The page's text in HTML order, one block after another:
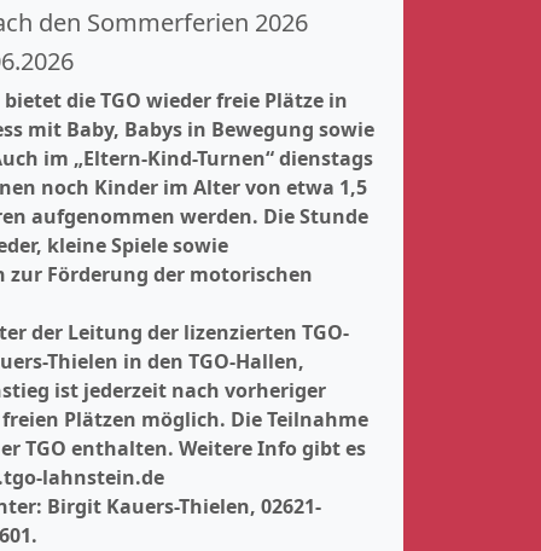
den Sommerferien 2026
die TGO wieder freie Plätze in
mit Baby, Babys in Bewegung sowie
im „Eltern-Kind-Turnen“ dienstags
noch Kinder im Alter von etwa 1,5
aufgenommen werden. Die Stunde
kleine Spiele sowie
zur Förderung der motorischen
der Leitung der lizenzierten TGO-
Thielen in den TGO-Hallen,
ist jederzeit nach vorheriger
Plätzen möglich. Die Teilnahme
TGO enthalten. Weitere Info gibt es
lahnstein.de
Birgit Kauers-Thielen, 02621-